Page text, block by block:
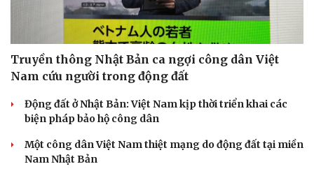
Truyền thông Nhật Bản ca ngợi công dân Việt
Nam cứu người trong động đất
Động đất ở Nhật Bản: Việt Nam kịp thời triển khai các
biện pháp bảo hộ công dân
Một công dân Việt Nam thiệt mạng do động đất tại miền
Nam Nhật Bản